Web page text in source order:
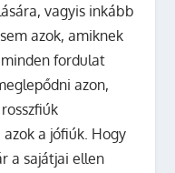
vagyis inkább
azok, amiknek
fordulat
azon,
a jófiúk. Hogy
a sajátjai ellen